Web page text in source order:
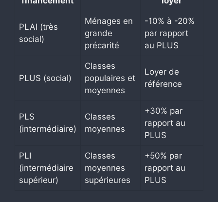
PLAI (très
social)
Ménages en
grande
précarité
-10% à -20%
par rapport
au PLUS
PLUS (social)
Classes
populaires et
moyennes
Loyer de
référence
PLS
(intermédiaire)
Classes
moyennes
+30% par
rapport au
PLUS
PLI
(intermédiaire
supérieur)
Classes
moyennes
supérieures
+50% par
rapport au
PLUS